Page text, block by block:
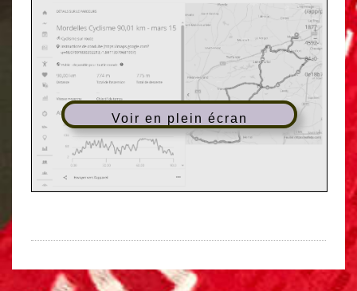
Voir en plein écran